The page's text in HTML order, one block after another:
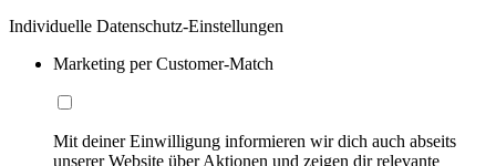
Individuelle Datenschutz-Einstellungen
Marketing per Customer-Match
Mit deiner Einwilligung informieren wir dich auch abseits
unserer Website über Aktionen und zeigen dir relevante